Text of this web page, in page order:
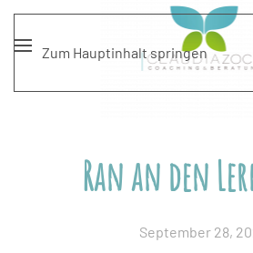
Zum Hauptinhalt springen
Ran an den
September 28,